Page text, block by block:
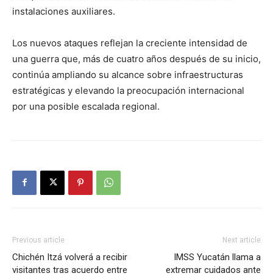
instalaciones auxiliares.
Los nuevos ataques reflejan la creciente intensidad de
una guerra que, más de cuatro años después de su inicio,
continúa ampliando su alcance sobre infraestructuras
estratégicas y elevando la preocupación internacional
por una posible escalada regional.
Previous article
Chichén Itzá volverá a recibir
visitantes tras acuerdo entre
Next article
IMSS Yucatán llama a
extremar cuidados ante